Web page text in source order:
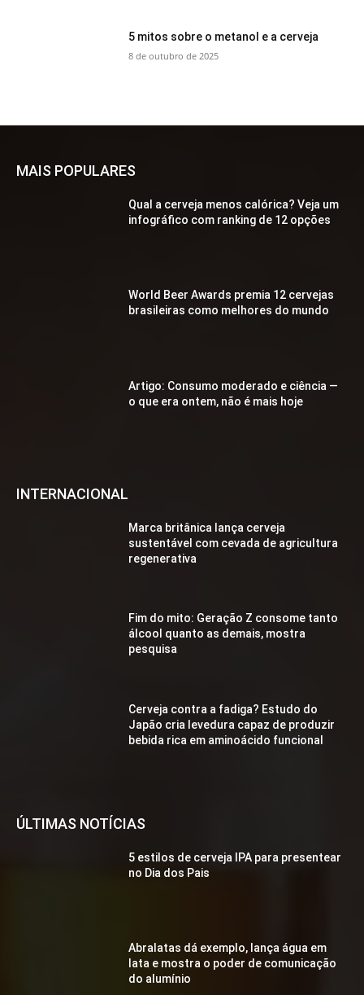
5 mitos sobre o metanol e a cerveja
8 de outubro de 2025
MAIS POPULARES
Qual a cerveja menos calórica? Veja um
infográfico com ranking de 12 opções
World Beer Awards premia 12 cervejas
brasileiras como melhores do mundo
Artigo: Consumo moderado e ciência —
o que era ontem, não é mais hoje
INTERNACIONAL
Marca britânica lança cerveja
sustentável com cevada de agricultura
regenerativa
Fim do mito: Geração Z consome tanto
álcool quanto as demais, mostra
pesquisa
Cerveja contra a fadiga? Estudo do
Japão cria levedura capaz de produzir
bebida rica em aminoácido funcional
ÚLTIMAS NOTÍCIAS
5 estilos de cerveja IPA para presentear
no Dia dos Pais
Abralatas dá exemplo, lança água em
lata e mostra o poder de comunicação
do alumínio